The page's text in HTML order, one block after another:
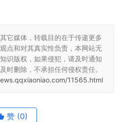
它媒体，转载目的在于传递更多
点和对其真实性负责，本网站无
识版权，如果侵犯，请及时通知
时删除，不承担任何侵权责任。
11565.html
赞 (0)